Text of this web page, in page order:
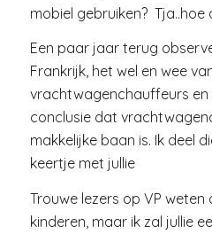
mobiel gebruiken?
Een paar jaar terug
Frankrijk, het wel en wee
vrachtwagenchauffeurs
conclusie dat
makkelijke baan is. Ik deel
keertje met jullie
Trouwe lezers op VP
kinderen, maar ik zal jullie